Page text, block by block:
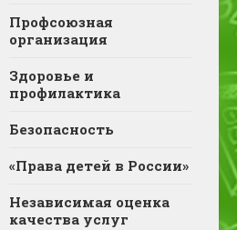
Профсоюзная
организация
Здоровье и
профилактика
Безопасность
«Права детей в России»
Независимая оценка
качества услуг